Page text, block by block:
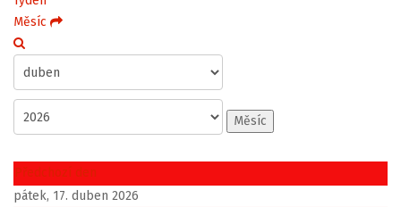
Měsíc
Měsíc
Předchozí den
pátek, 17. duben 2026